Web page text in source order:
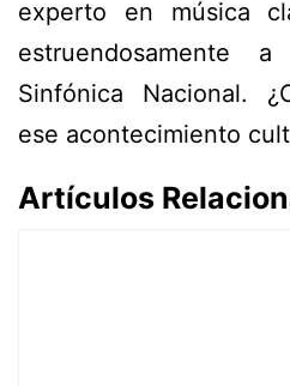
experto en música
estruendosamente
Sinfónica Nacional.
ese acontecimiento
Artículos